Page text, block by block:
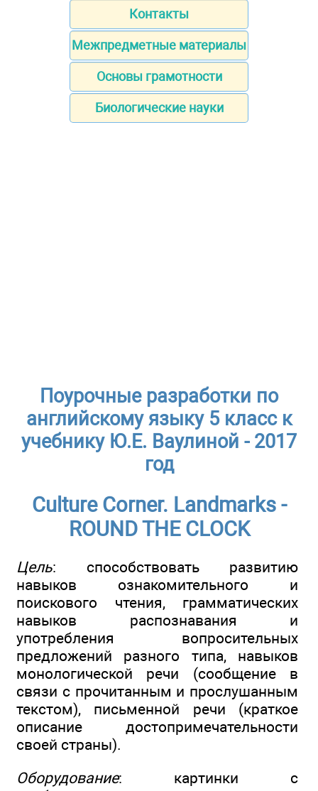
Контакты
Межпредметные материалы
Основы грамотности
Биологические науки
Поурочные разработки по
английскому языку 5 класс к
учебнику Ю.Е. Ваулиной - 2017
год
Culture Corner. Landmarks -
ROUND THE CLOCK
Цель: способствовать развитию
навыков ознакомительного и
поискового чтения, грамматических
навыков распознавания и
употребления вопросительных
предложений разного типа, навыков
монологической речи (сообщение в
связи с прочитанным и прослушанным
текстом), письменной речи (краткое
описание достопримечательности
своей страны).
Оборудование: картинки с